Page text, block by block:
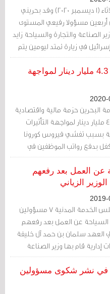
وصل الثلاثاء (1 ديسمبر 2020) وفد بحريني
مسؤولا رفيعي المستوى
الصناعة والتجارة والسياحة زايد
إسرائيل في زيارة تمتد ليومين يتم
قضايا تتعلق بالتبادل الاقتصادي
بين الشركاء الإقليميين
الحكومة تقر حزمة مالية بقيمة 4.3 مليار دينار لمواجهة
البحرين حزمة مالية واقتصادية
بقيمة 4.3 مليار دينار لمواجهة التأثيرات
بسبب تفشي فيروس كورونا
بدفع رواتب الموظفين في
القطاع الخاص لمدة 3 أشهر من صندوق
أيضا بدفع فواتير
الخاصة بفواتير الكهرباء
مقبلة إضافة إلى عدد من القرارت
عن العمل بعد رفعهم
الزياني
أوقف مجلس الخدمة المدنية 7 مسؤولين
عن العمل بعد رفعهم
العهد سلمان بن حمد آل خليفة
إدارية قام بها وزير الصناعة
زايد الزياني
في نشر شكوى مسؤولين